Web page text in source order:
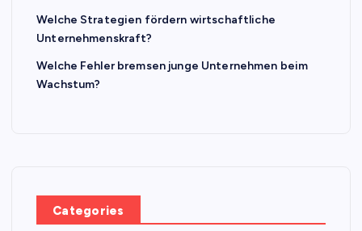
Welche Strategien fördern wirtschaftliche
Unternehmenskraft?
Welche Fehler bremsen junge Unternehmen beim
Wachstum?
Categories